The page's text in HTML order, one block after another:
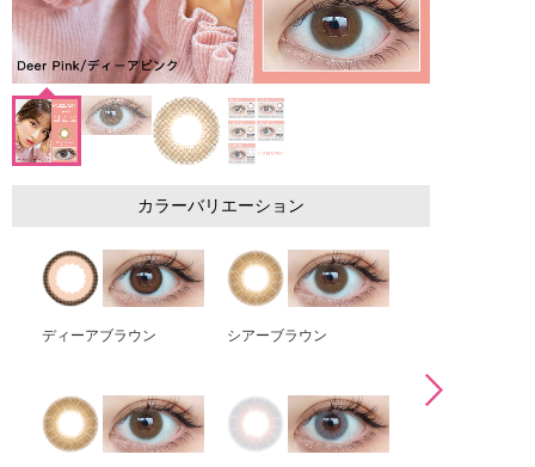
カラーバリエーション
ディーアブラウン シアーブラウン